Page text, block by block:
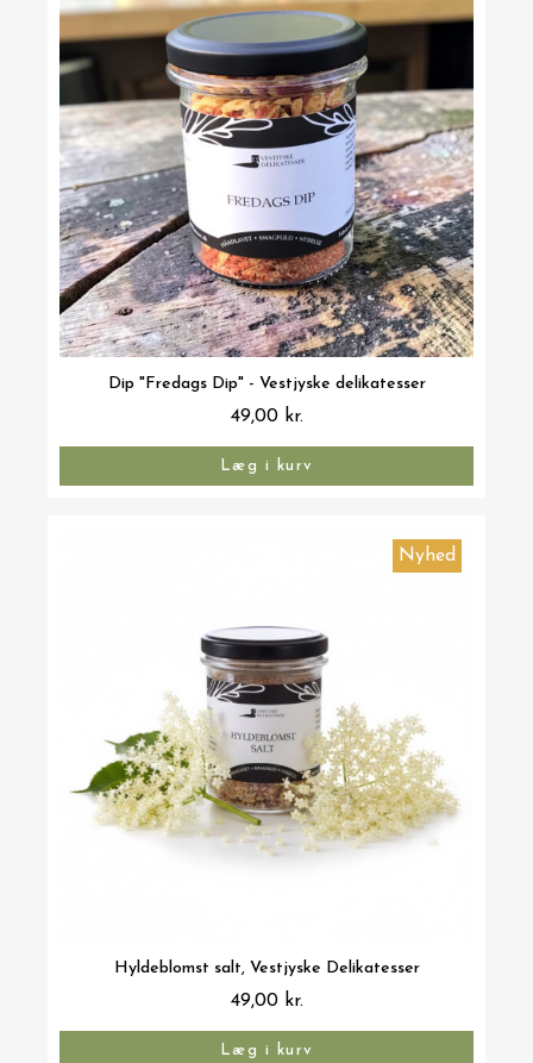
Vis her
Dip "Fredags Dip" - Vestjyske delikatesser
49,00 kr.
Læg i kurv
Vis her
Nyhed
Hyldeblomst salt, Vestjyske Delikatesser
49,00 kr.
Læg i kurv